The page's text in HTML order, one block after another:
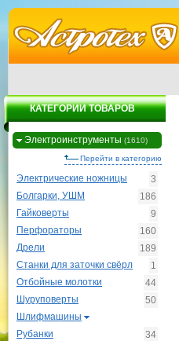
КАТЕГОРИИ ТОВАРОВ
Электроинструменты (1610)
Перейти в категорию
Электрические ножницы
3
Болгарки, УШМ
186
Гайковерты
9
Перфораторы
160
Дрели
189
Станки для заточки свёрл
1
Отбойные молотки
44
Шуруповерты
50
Шлифмашины
Рубанки
34